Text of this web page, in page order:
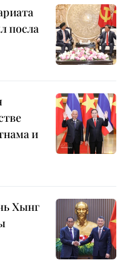
посла
и
Хынг